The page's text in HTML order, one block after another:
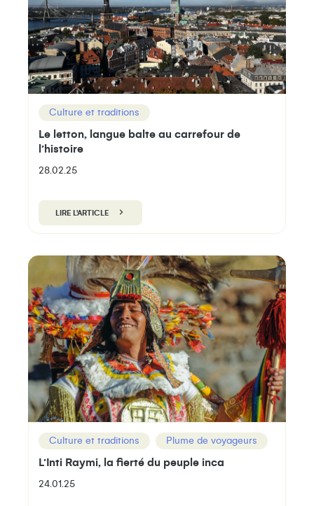
Culture et traditions
Le letton, langue balte au carrefour de
l’histoire
28.02.25
LIRE L'ARTICLE
Culture et traditions Plume de voyageurs
L’Inti Raymi, la fierté du peuple inca
24.01.25